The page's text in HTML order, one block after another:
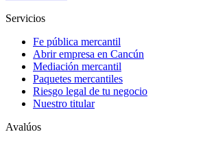
Servicios
Fe pública mercantil
Abrir empresa en Cancún
Mediación mercantil
Paquetes mercantiles
Riesgo legal de tu negocio
Nuestro titular
Avalúos